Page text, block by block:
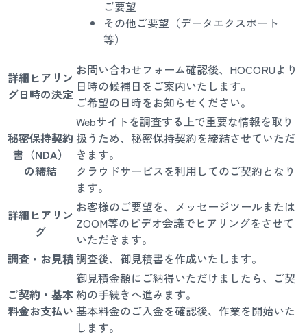
ご要望
その他ご要望（データエクスポート
等）
詳細ヒアリン
グ日時の決定
お問い合わせフォーム確認後、HOCORUより
日時の候補日をご案内いたします。
ご希望の日時をお知らせください。
秘密保持契約
書（NDA）
の締結
Webサイトを調査する上で重要な情報を取り
扱うため、秘密保持契約を締結させていただ
きます。
クラウドサービスを利用してのご契約となり
ます。
詳細ヒアリン
グ
お客様のご要望を、メッセージツールまたは
ZOOM等のビデオ会議でヒアリングをさせて
いただきます。
調査・お見積調査後、御見積書を作成いたします。
ご契約・基本
料金お支払い
御見積金額にご納得いただけましたら、ご契
約の手続きへ進みます。
基本料金のご入金を確認後、作業を開始いた
します。